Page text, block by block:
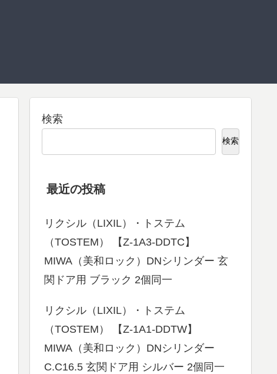
検索
検索
最近の投稿
リクシル（LIXIL）・トステム
（TOSTEM） 【Z-1A3-DDTC】
MIWA（美和ロック）DNシリンダー 玄
関ドア用 ブラック 2個同一
リクシル（LIXIL）・トステム
（TOSTEM） 【Z-1A1-DDTW】
MIWA（美和ロック）DNシリンダー
C.C16.5 玄関ドア用 シルバー 2個同一